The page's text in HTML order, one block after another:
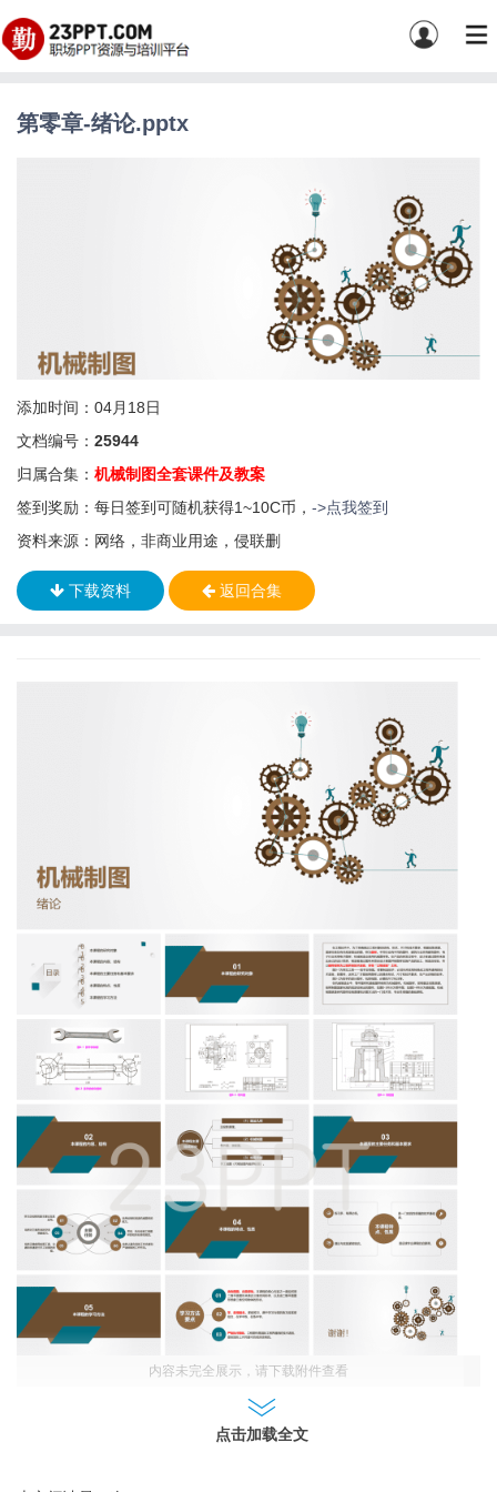
第零章-绪论.pptx
添加时间：04月18日
文档编号： 25944
归属合集： 机械制图全套课件及教案
签到奖励：每日签到可随机获得1~10C币， ->点我签到
资料来源：网络，非商业用途，侵联删
下载资料 返回合集
内容未完全展示，请下载附件查看
点击加载全文